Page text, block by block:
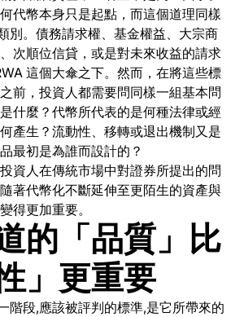
代幣本身只是起點，而這個道理同樣
別。債務請求權、基金權益、大宗商
次順位信貸，或是對未來收益的請求
這個大傘之下。然而，在將這些標
前，投資人都需要問同樣一組基本問
什麼？代幣所代表的是何種法律或經
產生？流動性、移轉或退出機制又是
最初是為誰而設計的？
資人在傳統市場中對證券所提出的問
著代幣化不斷延伸至更陌生的資產與
得更加重要。
的「品質」比
」更重要
階段,應該被評判的標準,是它所帶來的